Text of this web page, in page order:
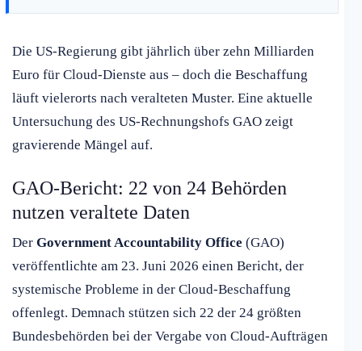
Die US-Regierung gibt jährlich über zehn Milliarden
Euro für Cloud-Dienste aus – doch die Beschaffung
läuft vielerorts nach veralteten Muster. Eine aktuelle
Untersuchung des US-Rechnungshofs GAO zeigt
gravierende Mängel auf.
GAO-Bericht: 22 von 24 Behörden
nutzen veraltete Daten
Der Government Accountability Office (GAO)
veröffentlichte am 23. Juni 2026 einen Bericht, der
systemische Probleme in der Cloud-Beschaffung
offenlegt. Demnach stützen sich 22 der 24 größten
Bundesbehörden bei der Vergabe von Cloud-Aufträgen